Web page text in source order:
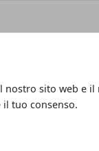
sito web e il
tuo consenso.